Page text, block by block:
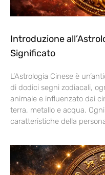
Introduzione
Significato
L’Astrologia Cinese è
di dodici segni zodiacali,
animale e influenzato dai
terra, metallo e acqua.
caratteristiche della